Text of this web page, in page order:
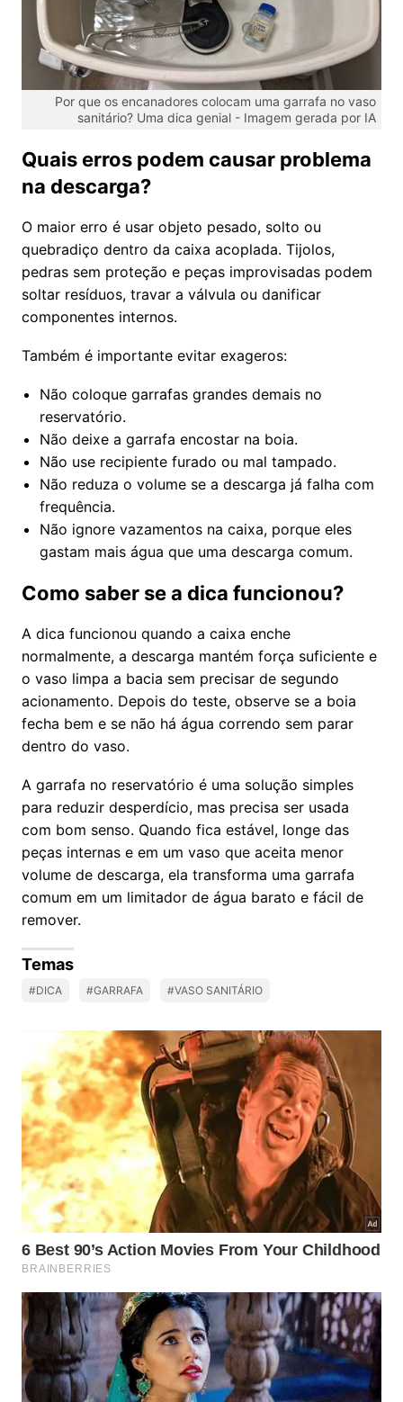
Por que os encanadores colocam uma garrafa no vaso
sanitário? Uma dica genial - Imagem gerada por IA
Quais erros podem causar problema
na descarga?
O maior erro é usar objeto pesado, solto ou
quebradiço dentro da caixa acoplada. Tijolos,
pedras sem proteção e peças improvisadas podem
soltar resíduos, travar a válvula ou danificar
componentes internos.
Também é importante evitar exageros:
Não coloque garrafas grandes demais no
reservatório.
Não deixe a garrafa encostar na boia.
Não use recipiente furado ou mal tampado.
Não reduza o volume se a descarga já falha com
frequência.
Não ignore vazamentos na caixa, porque eles
gastam mais água que uma descarga comum.
Como saber se a dica funcionou?
A dica funcionou quando a caixa enche
normalmente, a descarga mantém força suficiente e
o vaso limpa a bacia sem precisar de segundo
acionamento. Depois do teste, observe se a boia
fecha bem e se não há água correndo sem parar
dentro do vaso.
A garrafa no reservatório é uma solução simples
para reduzir desperdício, mas precisa ser usada
com bom senso. Quando fica estável, longe das
peças internas e em um vaso que aceita menor
volume de descarga, ela transforma uma garrafa
comum em um limitador de água barato e fácil de
remover.
Temas
#DICA #GARRAFA #VASO SANITÁRIO